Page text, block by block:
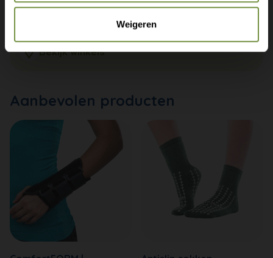
Weigeren
+31 (0)20 760 47 20
info@thuiszorgwinkelonline.nl
Bekijk winkels
Aanbevolen producten